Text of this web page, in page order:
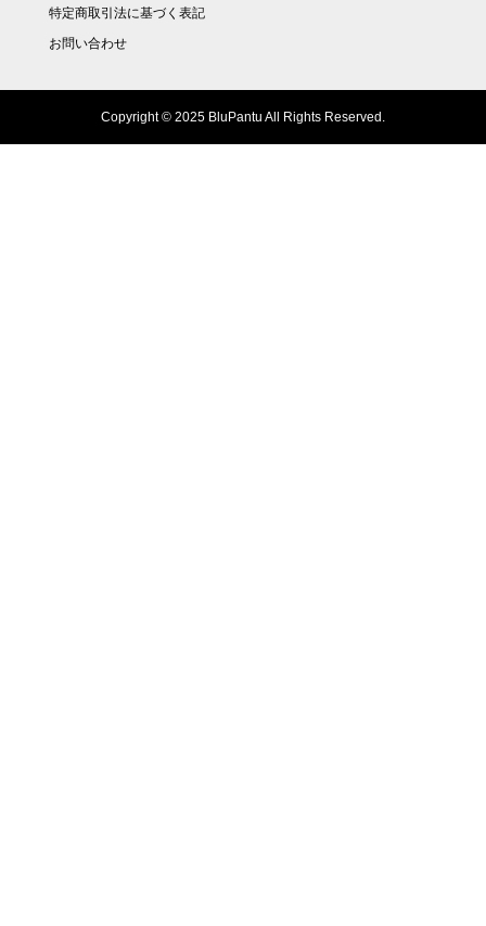
特定商取引法に基づく表記
お問い合わせ
Copyright © 2025 BluPantu All Rights Reserved.